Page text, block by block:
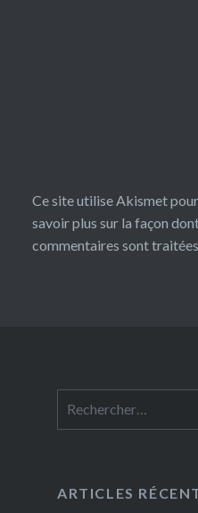
Ce site utilise Akismet
savoir plus sur la façon
commentaires sont traitées
ARTICLES